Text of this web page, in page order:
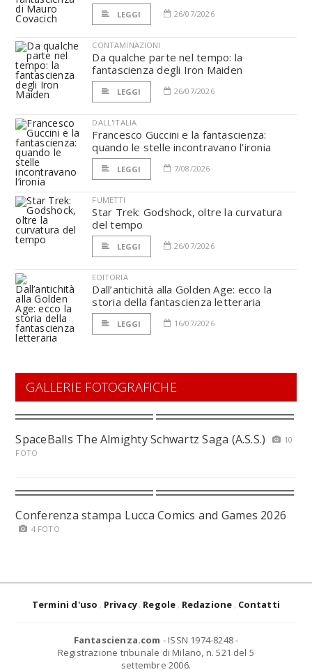
LEGGI 26/07/2026
CONTAMINAZIONI
Da qualche parte nel tempo: la
fantascienza degli Iron Maiden
LEGGI 26/07/2026
DALL'ITALIA
Francesco Guccini e la fantascienza:
quando le stelle incontravano l’ironia
LEGGI 7/08/2026
FUMETTI
Star Trek: Godshock, oltre la curvatura
del tempo
LEGGI 26/07/2026
EDITORIA
Dall’antichità alla Golden Age: ecco la
storia della fantascienza letteraria
LEGGI 16/07/2026
GALLERIE FOTOGRAFICHE
SpaceBalls The Almighty Schwartz Saga (A.S.S.)
10
FOTO
Conferenza stampa Lucca Comics and Games 2026
4 FOTO
Termini d'uso Privacy Regole Redazione Contatti
Fantascienza.com - ISSN 1974-8248 -
Registrazione tribunale di Milano, n. 521 del 5
settembre 2006.